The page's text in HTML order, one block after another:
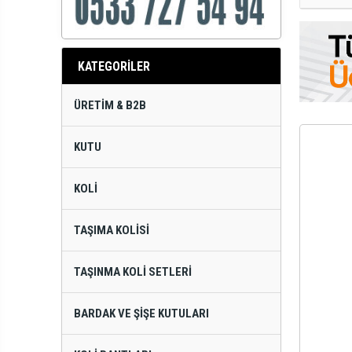
KATEGORİLER
ÜRETIM & B2B
KUTU
KOLI
TAŞIMA KOLISI
TAŞINMA KOLI SETLERI
BARDAK VE ŞIŞE KUTULARI